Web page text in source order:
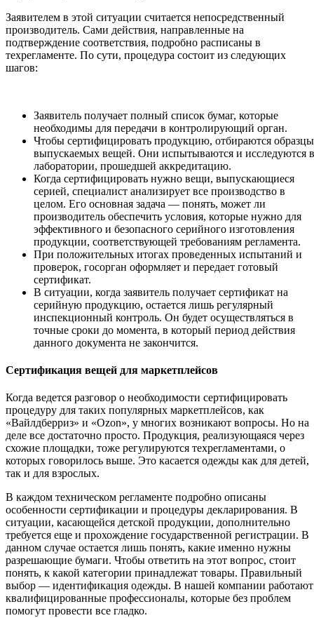
Заявителем в этой ситуации считается непосредственный
производитель. Сами действия, направленные на
подтверждение соответствия, подробно расписаны в
техрегламенте. По сути, процедура состоит из следующих
шагов:
Заявитель получает полный список бумаг, которые
необходимы для передачи в контролирующий орган.
Чтобы сертифицировать продукцию, отбираются образцы
выпускаемых вещей. Они испытываются и исследуются в
лаборатории, прошедшей аккредитацию.
Когда сертифицировать нужно вещи, выпускающиеся
серией, специалист анализирует все производство в
целом. Его основная задача — понять, может ли
производитель обеспечить условия, которые нужно для
эффективного и безопасного серийного изготовления
продукции, соответствующей требованиям регламента.
При положительных итогах проведенных испытаний и
проверок, госорган оформляет и передает готовый
сертификат.
В ситуации, когда заявитель получает сертификат на
серийную продукцию, остается лишь регулярный
инспекционный контроль. Он будет осуществляться в
точные сроки до момента, в который период действия
данного документа не закончится.
Сертификация вещей для маркетплейсов
Когда ведется разговор о необходимости сертифицировать
процедуру для таких популярных маркетплейсов, как
«Вайлдберриз» и «Ozon», у многих возникают вопросы. Но на
деле все достаточно просто. Продукция, реализующаяся через
схожие площадки, тоже регулируются техрегламентами, о
которых говорилось выше. Это касается одежды как для детей,
так и для взрослых.
В каждом техническом регламенте подробно описаны
особенности сертификации и процедуры декларирования. В
ситуации, касающейся детской продукции, дополнительно
требуется еще и прохождение государственной регистрации. В
данном случае остается лишь понять, какие именно нужны
разрешающие бумаги. Чтобы ответить на этот вопрос, стоит
понять, к какой категории принадлежат товары. Правильный
выбор — идентификация одежды. В нашей компании работают
квалифицированные профессионалы, которые без проблем
помогут провести все гладко.